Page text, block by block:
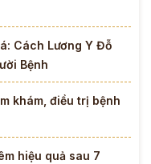
Cách Lương Y Đỗ
Bệnh
khám, điều trị bệnh
hiệu quả sau 7